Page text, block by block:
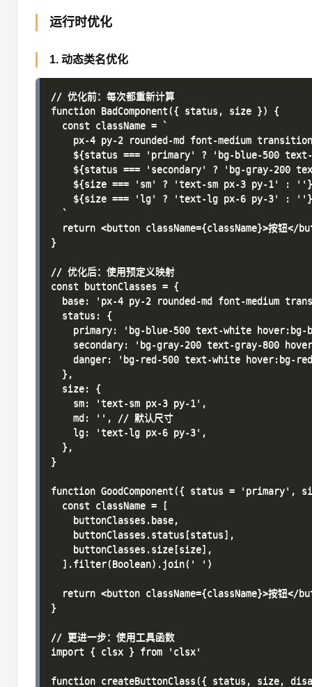
运行时优化
1. 动态类名优化
// 优化前：每次都重新计算
function BadComponent({ status, size }) {
  const className = `
px-4 py-2 rounded-md font-medium
${status === 'primary' ? 'bg-blue-500
${status === 'secondary' ? 'bg-gray-200
    ${size === 'sm' ? 'text-sm px-3 py-1' : ''}
    ${size === 'lg' ? 'text-lg px-6 py-3' : ''}
  `
return <button className={className}>按钮</
}
// 优化后：使用预定义映射
const buttonClasses = {
base: 'px-4 py-2 rounded-md font-medium
  status: {
primary: 'bg-blue-500 text-white hover:bg-
secondary: 'bg-gray-200 text-gray-800
danger: 'bg-red-500 text-white hover:bg-
  },
  size: {
    sm: 'text-sm px-3 py-1',
    md: '', // 默认尺寸
    lg: 'text-lg px-6 py-3',
  },
}
function GoodComponent({ status = 'primary',
  const className = [
    buttonClasses.base,
    buttonClasses.status[status],
    buttonClasses.size[size],
  ].filter(Boolean).join(' ')
return <button className={className}>按钮</
}
// 更进一步：使用工具函数
import { clsx } from 'clsx'
function createButtonClass({ status, size,